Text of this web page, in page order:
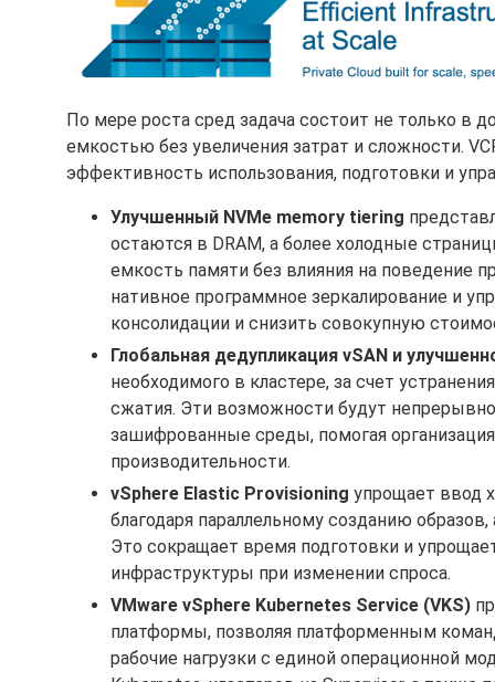
По мере роста сред задача состоит не только в
емкостью без увеличения затрат и сложности.
эффективность использования, подготовки и
Улучшенный NVMe memory tiering
остаются в DRAM, а более холодные
емкость памяти без влияния на поведение
нативное программное зеркалирование и
консолидации и снизить совокупную
Глобальная дедупликация vSAN и
необходимого в кластере, за счет
сжатия. Эти возможности будут
зашифрованные среды, помогая
производительности.
vSphere Elastic Provisioning упрощает ввод
благодаря параллельному созданию
Это сокращает время подготовки и
инфраструктуры при изменении спроса.
VMware vSphere Kubernetes Service (VKS)
платформы, позволяя платформенным
рабочие нагрузки с единой операционной